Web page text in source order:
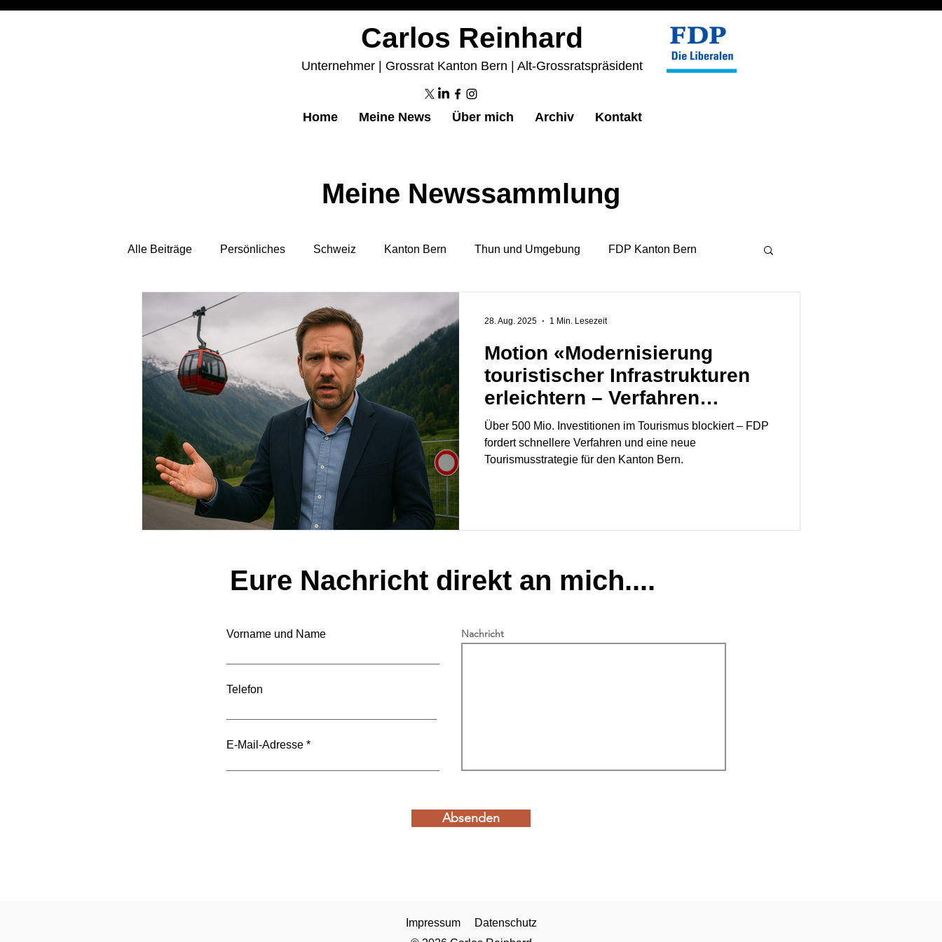
Carlos Reinhard
Unternehmer | Grossrat Kanton Bern | Alt-Grossratspräsident
Home Meine News Über mich Archiv Kontakt
Meine Newssammlung
Alle Beiträge Persönliches Schweiz Kanton Bern Thun und Umgebung FDP Kanton Bern
Motion «Modernisierung
touristischer Infrastrukturen
erleichtern – Verfahren
vereinfachen»
Über 500 Mio. Investitionen im Tourismus blockiert – FDP
fordert schnellere Verfahren und eine neue
Tourismusstrategie für den Kanton Bern.
28. Aug. 2025 1 Min. Lesezeit
Eure Nachricht direkt an mich....
Vorname und Name
Telefon
E-Mail-Adresse
Nachricht
Absenden
Impressum
Datenschutz